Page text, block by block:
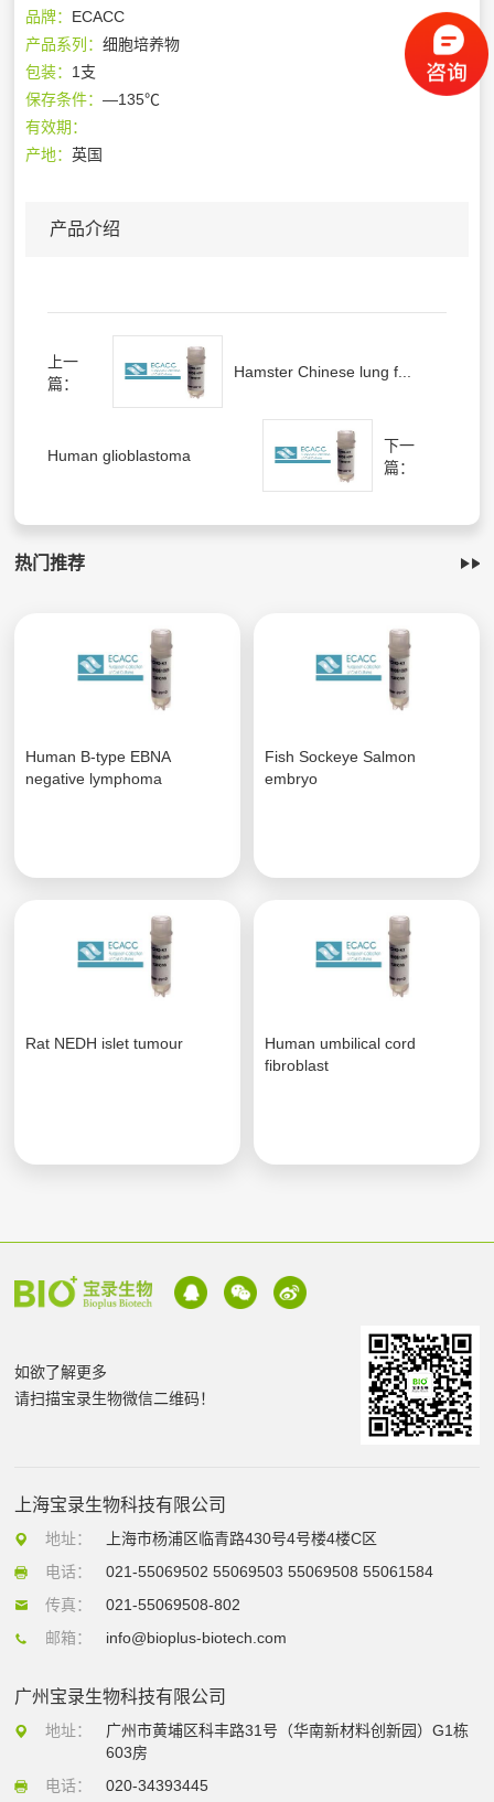
品牌： ECACC
产品系列：细胞培养物
包装： 1支
保存条件：—135℃
有效期：
产地：英国
产品介绍
上一
篇：
Hamster Chinese lung f...
Human glioblastoma
下一
篇：
热门推荐
Human B-type EBNA
negative lymphoma
Fish Sockeye Salmon
embryo
Rat NEDH islet tumour
Human umbilical cord
fibroblast
如欲了解更多
请扫描宝录生物微信二维码！
上海宝录生物科技有限公司
地址：
上海市杨浦区临青路430号4号楼4楼C区
电话：
021-55069502 55069503 55069508 55061584
传真：
021-55069508-802
邮箱：
info@bioplus-biotech.com
广州宝录生物科技有限公司
地址：
广州市黄埔区科丰路31号（华南新材料创新园）G1栋
603房
电话：
020-34393445